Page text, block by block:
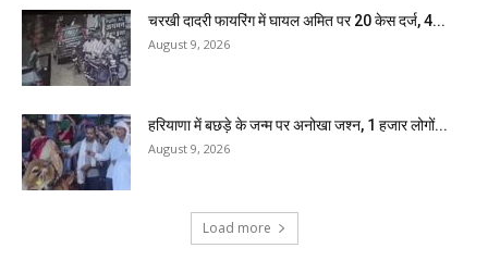
चरखी दादरी फायरिंग में घायल अमित पर 20 केस दर्ज, 4...
August 9, 2026
हरियाणा में बछड़े के जन्म पर अनोखा जश्न, 1 हजार लोगों...
August 9, 2026
Load more